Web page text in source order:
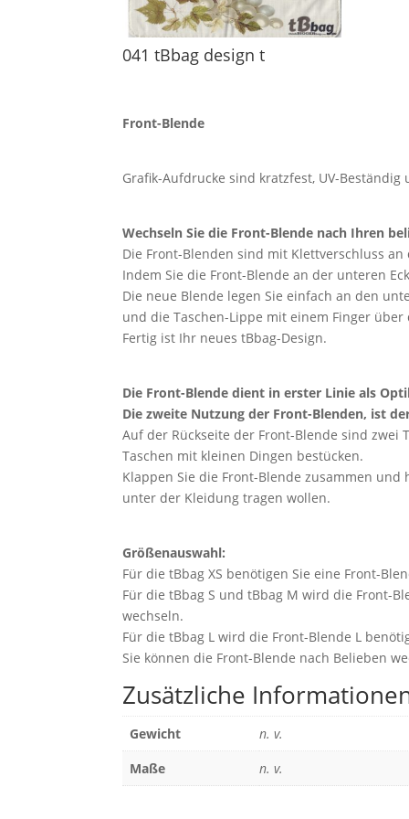
041 tBbag design t
Front-Blende
Grafik-Aufdrucke sind kratzfest, UV-
Wechseln Sie die Front-Blende nach Ihren
Die Front-Blenden sind mit Klettverschluss
Indem Sie die Front-Blende an der unteren
Die neue Blende legen Sie einfach an den
und die Taschen-Lippe mit einem Finger
Fertig ist Ihr neues tBbag-Design.
Die Front-Blende dient in erster Linie als
Die zweite Nutzung der Front-Blenden, ist
Auf der Rückseite der Front-Blende sind zwei
Taschen mit kleinen Dingen bestücken.
Klappen Sie die Front-Blende zusammen
unter der Kleidung tragen wollen.
Größenauswahl:
Für die tBbag XS benötigen Sie eine Front-
Für die tBbag S und tBbag M wird die Front-
wechseln.
Für die tBbag L wird die Front-Blende L
Sie können die Front-Blende nach Belieben
Zusätzliche
Gewicht
n. v.
Maße
n. v.